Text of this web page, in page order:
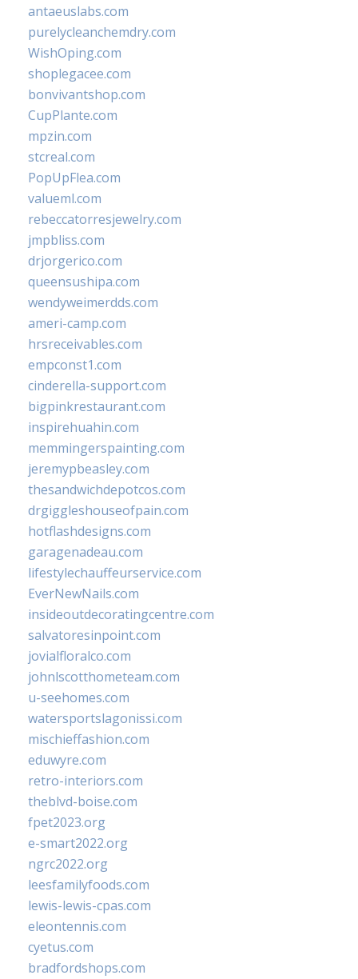
antaeuslabs.com
purelycleanchemdry.com
WishOping.com
shoplegacee.com
bonvivantshop.com
CupPlante.com
mpzin.com
stcreal.com
PopUpFlea.com
valueml.com
rebeccatorresjewelry.com
jmpbliss.com
drjorgerico.com
queensushipa.com
wendyweimerdds.com
ameri-camp.com
hrsreceivables.com
empconst1.com
cinderella-support.com
bigpinkrestaurant.com
inspirehuahin.com
memmingerspainting.com
jeremypbeasley.com
thesandwichdepotcos.com
drgiggleshouseofpain.com
hotflashdesigns.com
garagenadeau.com
lifestylechauffeurservice.com
EverNewNails.com
insideoutdecoratingcentre.com
salvatoresinpoint.com
jovialfloralco.com
johnlscotthometeam.com
u-seehomes.com
watersportslagonissi.com
mischieffashion.com
eduwyre.com
retro-interiors.com
theblvd-boise.com
fpet2023.org
e-smart2022.org
ngrc2022.org
leesfamilyfoods.com
lewis-lewis-cpas.com
eleontennis.com
cyetus.com
bradfordshops.com